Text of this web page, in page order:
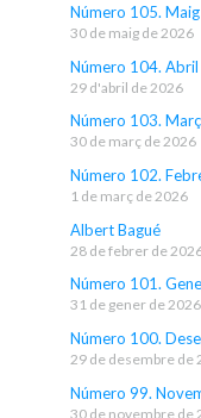
Número 105.
30 de maig de 2026
Número 104.
29 d'abril de 2026
Número 103.
30 de març de 2026
Número 102.
1 de març de 2026
Albert Bagué
28 de febrer de
Número 101.
31 de gener de 2026
Número 100.
29 de desembre de
Número 99.
30 de novembre de